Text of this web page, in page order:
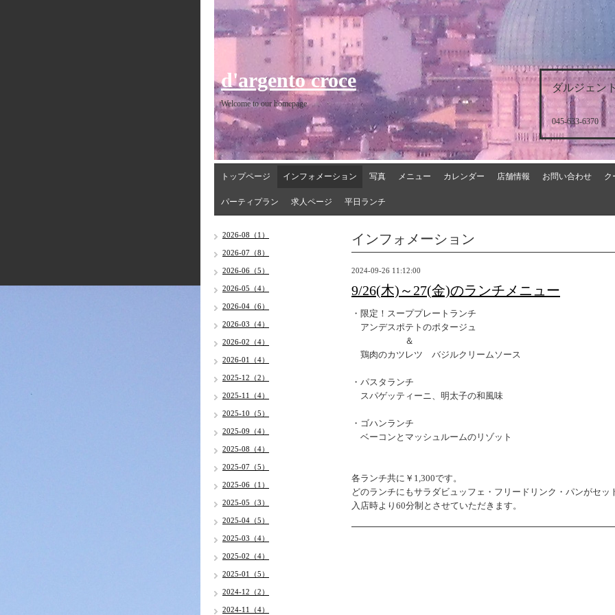
ダルジェン
045-633-6370
d'argento croce
Welcome to our homepage
トップページ インフォメーション 写真 メニュー カレンダー 店舗情報 お問い合わせ ク
パーティプラン 求人ページ 平日ランチ
インフォメーション
2024-09-26 11:12:00
9/26(木)～27(金)のランチメニュー
・限定！スーププレートランチ
アンデスポテトのポタージュ
＆
鶏肉のカツレツ バジルクリームソース
・パスタランチ
スパゲッティーニ、明太子の和風味
・ゴハンランチ
ベーコンとマッシュルームのリゾット
各ランチ共に￥1,300です。
どのランチにもサラダビュッフェ・フリードリンク・パンがセッ
入店時より60分制とさせていただきます。
2026-08（1）
2026-07（8）
2026-06（5）
2026-05（4）
2026-04（6）
2026-03（4）
2026-02（4）
2026-01（4）
2025-12（2）
2025-11（4）
2025-10（5）
2025-09（4）
2025-08（4）
2025-07（5）
2025-06（1）
2025-05（3）
2025-04（5）
2025-03（4）
2025-02（4）
2025-01（5）
2024-12（2）
2024-11（4）